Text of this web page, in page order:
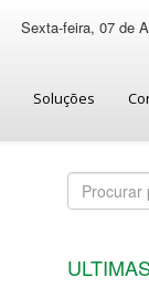
Sexta-feira, 07 de
Soluções